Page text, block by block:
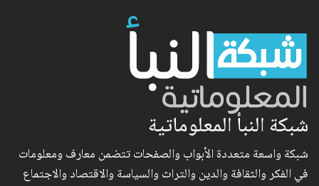
شبكة النبأ المعلوماتية
شبكة واسعة متعددة الأبواب والصفحات تتضمن معارف ومعلومات
في الفكر والثقافة والدين والتراث والسياسة والاقتصاد والاجتماع